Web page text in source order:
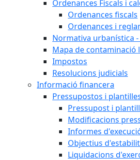
Ordenances Fiscals i
Ordenances fiscals
Ordenances i
Normativa urbanística -
Mapa de contaminació
Impostos
Resolucions judicials
Informació financera
Pressupostos i
Pressupost i
Modificacions
Informes
Objectius
Liquidacions